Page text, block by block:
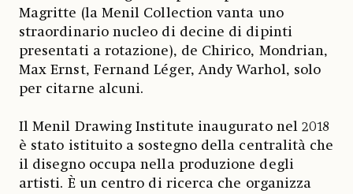
Magritte (la Menil Collection vanta uno
straordinario nucleo di decine di dipinti
presentati a rotazione), de Chirico, Mondrian,
Max Ernst, Fernand Léger, Andy Warhol, solo
per citarne alcuni.
Il Menil Drawing Institute inaugurato nel 2018
è stato istituito a sostegno della centralità che
il disegno occupa nella produzione degli
artisti. È un centro di ricerca che organizza